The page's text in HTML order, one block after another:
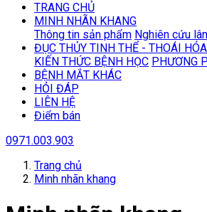
TRANG CHỦ
MINH NHÃN KHANG
Thông tin sản phẩm Nghiên cứu
ĐỤC THỦY TINH THỂ - THOÁI
KIẾN THỨC BỆNH HỌC PHƯƠNG
BỆNH MẮT KHÁC
HỎI ĐÁP
LIÊN HỆ
Điểm bán
0971.003.903
Trang chủ
Minh nhãn khang